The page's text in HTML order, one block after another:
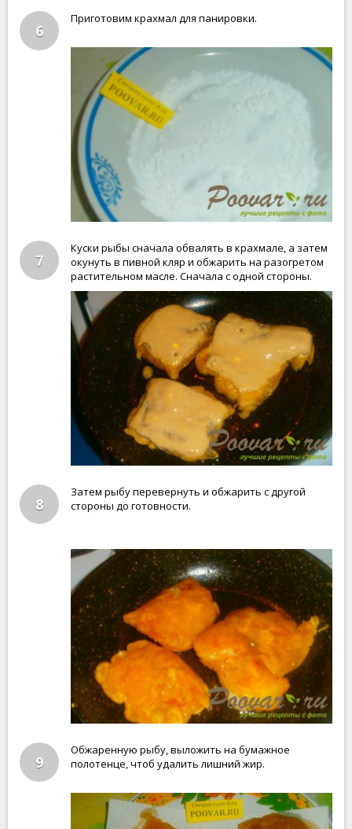
6
Приготовим крахмал для панировки.
7
Куски рыбы сначала обвалять в крахмале, а затем
окунуть в пивной кляр и обжарить на разогретом
растительном масле. Сначала с одной стороны.
8
Затем рыбу перевернуть и обжарить с другой
стороны до готовности.
9
Обжаренную рыбу, выложить на бумажное
полотенце, чтоб удалить лишний жир.